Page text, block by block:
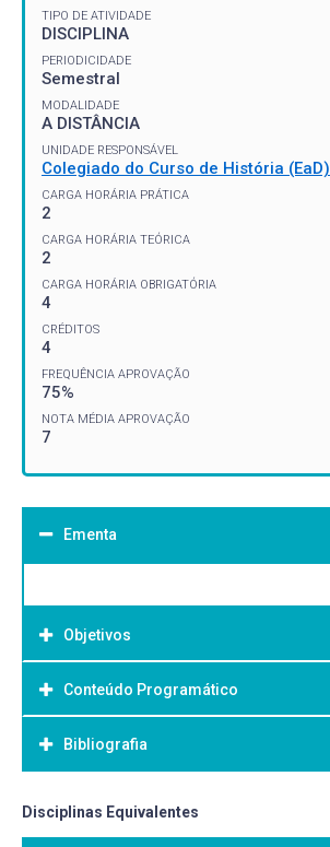
TIPO DE ATIVIDADE
DISCIPLINA
PERIODICIDADE
Semestral
MODALIDADE
A DISTÂNCIA
UNIDADE RESPONSÁVEL
Colegiado do Curso de História (EaD)
CARGA HORÁRIA PRÁTICA
2
CARGA HORÁRIA TEÓRICA
2
CARGA HORÁRIA OBRIGATÓRIA
4
CRÉDITOS
4
FREQUÊNCIA APROVAÇÃO
75%
NOTA MÉDIA APROVAÇÃO
7
Ementa
Objetivos
Objetivo Geral:
Conteúdo Programático
Bibliografia
Bibliografia Básica:
Disciplinas Equivalentes